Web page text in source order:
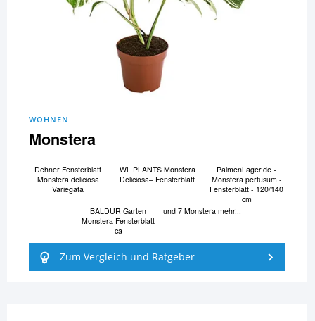
WOHNEN
Monstera
Dehner Fensterblatt
Monstera deliciosa
Variegata
WL PLANTS Monstera
Deliciosa– Fensterblatt
PalmenLager.de -
Monstera pertusum -
Fensterblatt - 120/140
cm
BALDUR Garten
Monstera Fensterblatt
ca
und 7 Monstera mehr...
Zum Vergleich und Ratgeber